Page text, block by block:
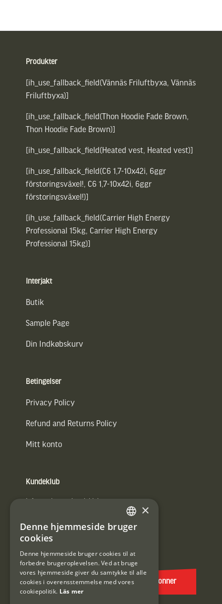
Produkter
[ih_use_fallback_field(Vännäs Friluftbyxa, Vännäs
Friluftbyxa)]
[ih_use_fallback_field(Thon Hoodie Fade Brown,
Thon Hoodie Fade Brown)]
[ih_use_fallback_field(Heated vest, Heated vest)]
[ih_use_fallback_field(C6 1,7-10x42i, 6ggr
förstoringsväxel!, C6 1,7-10x42i, 6ggr
förstoringsväxel!)]
[ih_use_fallback_field(Carrier High Energy
Professional 15kg, Carrier High Energy
Professional 15kg)]
Interjakt
Butik
Sample Page
Din Indkøbskurv
Betingelser
Privacy Policy
Refund and Returns Policy
Mitt konto
Kundeklub
E-
post
(Påkrævet)
Abonner
SWEDISH
×
Denne hjemmeside bruger
cookies
Denne hjemmeside bruger cookies til at
forbedre brugeroplevelsen. Ved at bruge
vores hjemmeside giver du samtykke til alle
cookies i overensstemmelse med vores
cookiepolitik. Läs mer